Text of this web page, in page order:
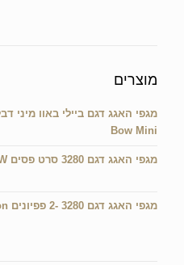
מוצרים
Bow Mini
מגפי האגג דגם 3280 סרט פסים UGG STRIPS BOW
מגפי האגג דגם 3280 -2 פפיונים UGG 2Papillon